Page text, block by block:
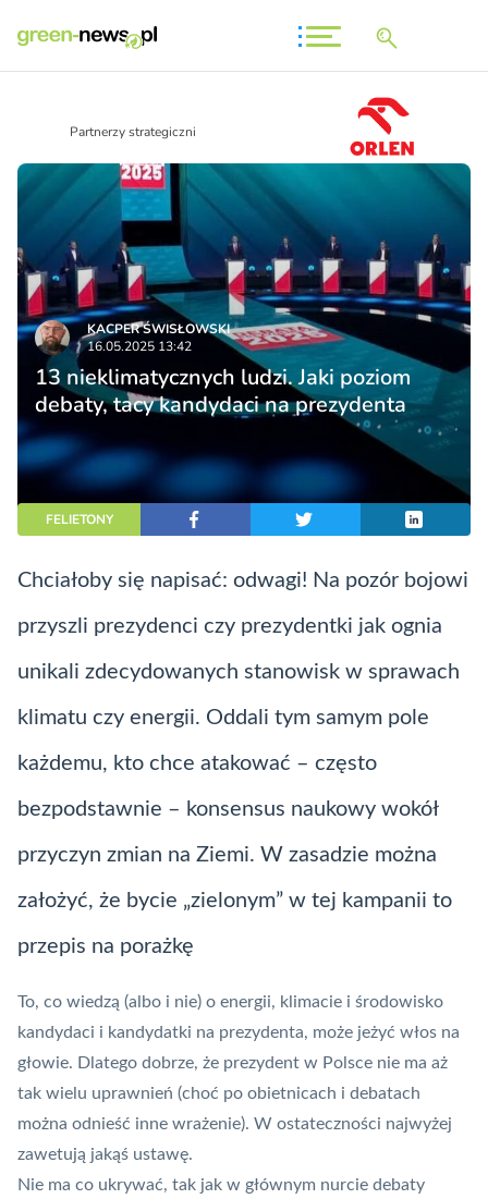
Partnerzy strategiczni
KACPER ŚWISŁO­WSKI
16.05.2025 13:42
13 nieklimatycznych ludzi. Jaki poziom
debaty, tacy kandydaci na prezydenta
FELIETONY
Chciałoby się napisać: odwagi! Na pozór bojowi
przyszli prezydenci czy prezydentki jak ognia
unikali zdecydowanych stanowisk w sprawach
klimatu czy energii. Oddali tym samym pole
każdemu, kto chce atakować – często
bezpodstawnie – konsensus naukowy wokół
przyczyn zmian na Ziemi. W zasadzie można
założyć, że bycie „zielonym” w tej kampanii to
przepis na porażkę
To, co wiedzą (albo i nie) o energii, klimacie i środowisko
kandydaci i kandydatki na prezydenta, może jeżyć włos na
głowie. Dlatego dobrze, że prezydent w Polsce nie ma aż
tak wielu uprawnień (choć po obietnicach i debatach
można odnieść inne wrażenie). W ostateczności najwyżej
zawetują jakąś ustawę.
Nie ma co ukrywać, tak jak w głównym nurcie debaty